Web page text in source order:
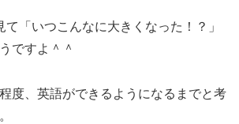
て「いつこんなに大きくなった！？」
ですよ＾＾
度、英語ができるようになるまでと考